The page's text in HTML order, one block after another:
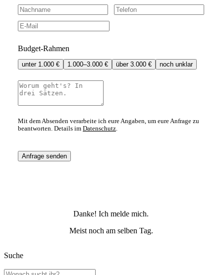
Budget-Rahmen
unter 1.000 € 1.000–3.000 € über 3.000 € noch unklar
Mit dem Absenden verarbeite ich eure Angaben, um eure Anfrage zu
beantworten. Details im Datenschutz.
Anfrage senden
Danke! Ich melde mich.
Meist noch am selben Tag.
Suche